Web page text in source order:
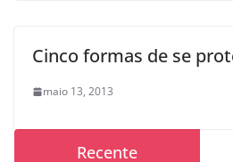
Cinco formas de se
maio 13, 2013
Recente